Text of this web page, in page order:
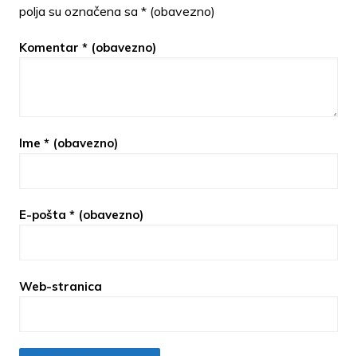
polja su označena sa * (obavezno)
Komentar * (obavezno)
Ime * (obavezno)
E-pošta * (obavezno)
Web-stranica